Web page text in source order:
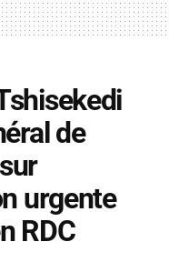
de
urgente
RDC